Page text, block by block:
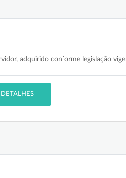
adquirido conforme legislação
DETALHES